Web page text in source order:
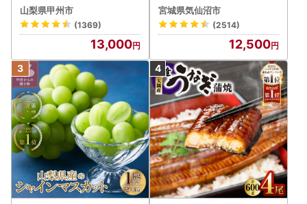
カット 約1.3kg 2～3房【2
026年発送】（MG）B12-
472 FN-Limited-VO シャ
インマスカット フルーツ
山梨県甲州市
(1369)
13,000
宮城県気仙沼市
(2514)
12,500